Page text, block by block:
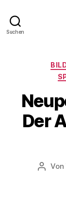
Suchen
Der
Von